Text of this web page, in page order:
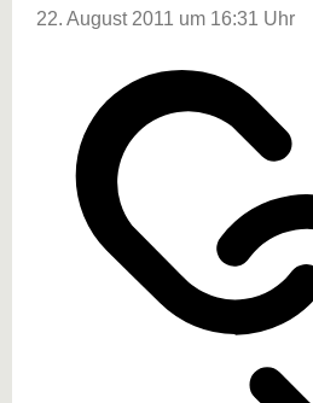
22. August 2011 um 16:31 Uhr